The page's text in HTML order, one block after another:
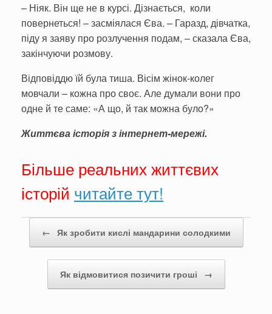
– Ніяк. Він ще не в курсі. Дізнається, коли
повернеться! – засміялася Єва. – Гаразд, дівчатка,
піду я заяву про розлучення подам, – сказала Єва,
закінчуючи розмову.
Відповіддю їй була тиша. Вісім жінок-колег
мовчали – кожна про своє. Але думали вони про
одне й те саме: «А що, й так можна було?»
Життєва історія з інтернет-мережі.
Більше реальних життєвих
історій читайте тут!
← Як зробити кислі мандарини солодкими
Як відмовитися позичити гроші →